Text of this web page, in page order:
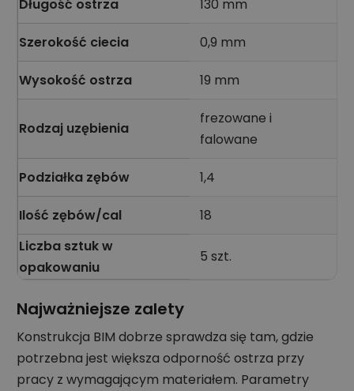
Długość ostrza 130 mm
Szerokość ciecia 0,9 mm
Wysokość ostrza 19 mm
Rodzaj uzębienia
frezowane i
falowane
Podziałka zębów 1,4
Ilość zębów/cal
18
Liczba sztuk w
opakowaniu
5 szt.
Najważniejsze zalety
Konstrukcja BIM dobrze sprawdza się tam, gdzie
potrzebna jest większa odporność ostrza przy
pracy z wymagającym materiałem. Parametry